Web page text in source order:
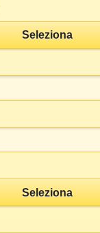
Seleziona
Seleziona